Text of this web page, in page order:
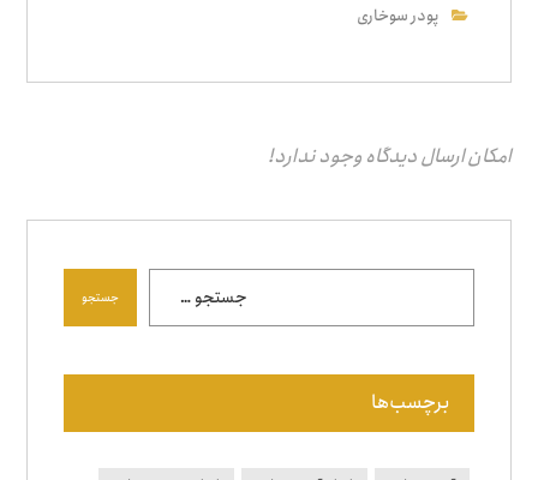
پودر سوخاری
امکان ارسال دیدگاه وجود ندارد!
جستجو
برچسب‌ها